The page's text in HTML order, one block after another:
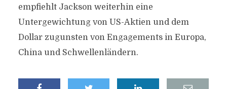
empfiehlt Jackson weiterhin eine
Untergewichtung von US-Aktien und dem
Dollar zugunsten von Engagements in Europa,
China und Schwellenländern.